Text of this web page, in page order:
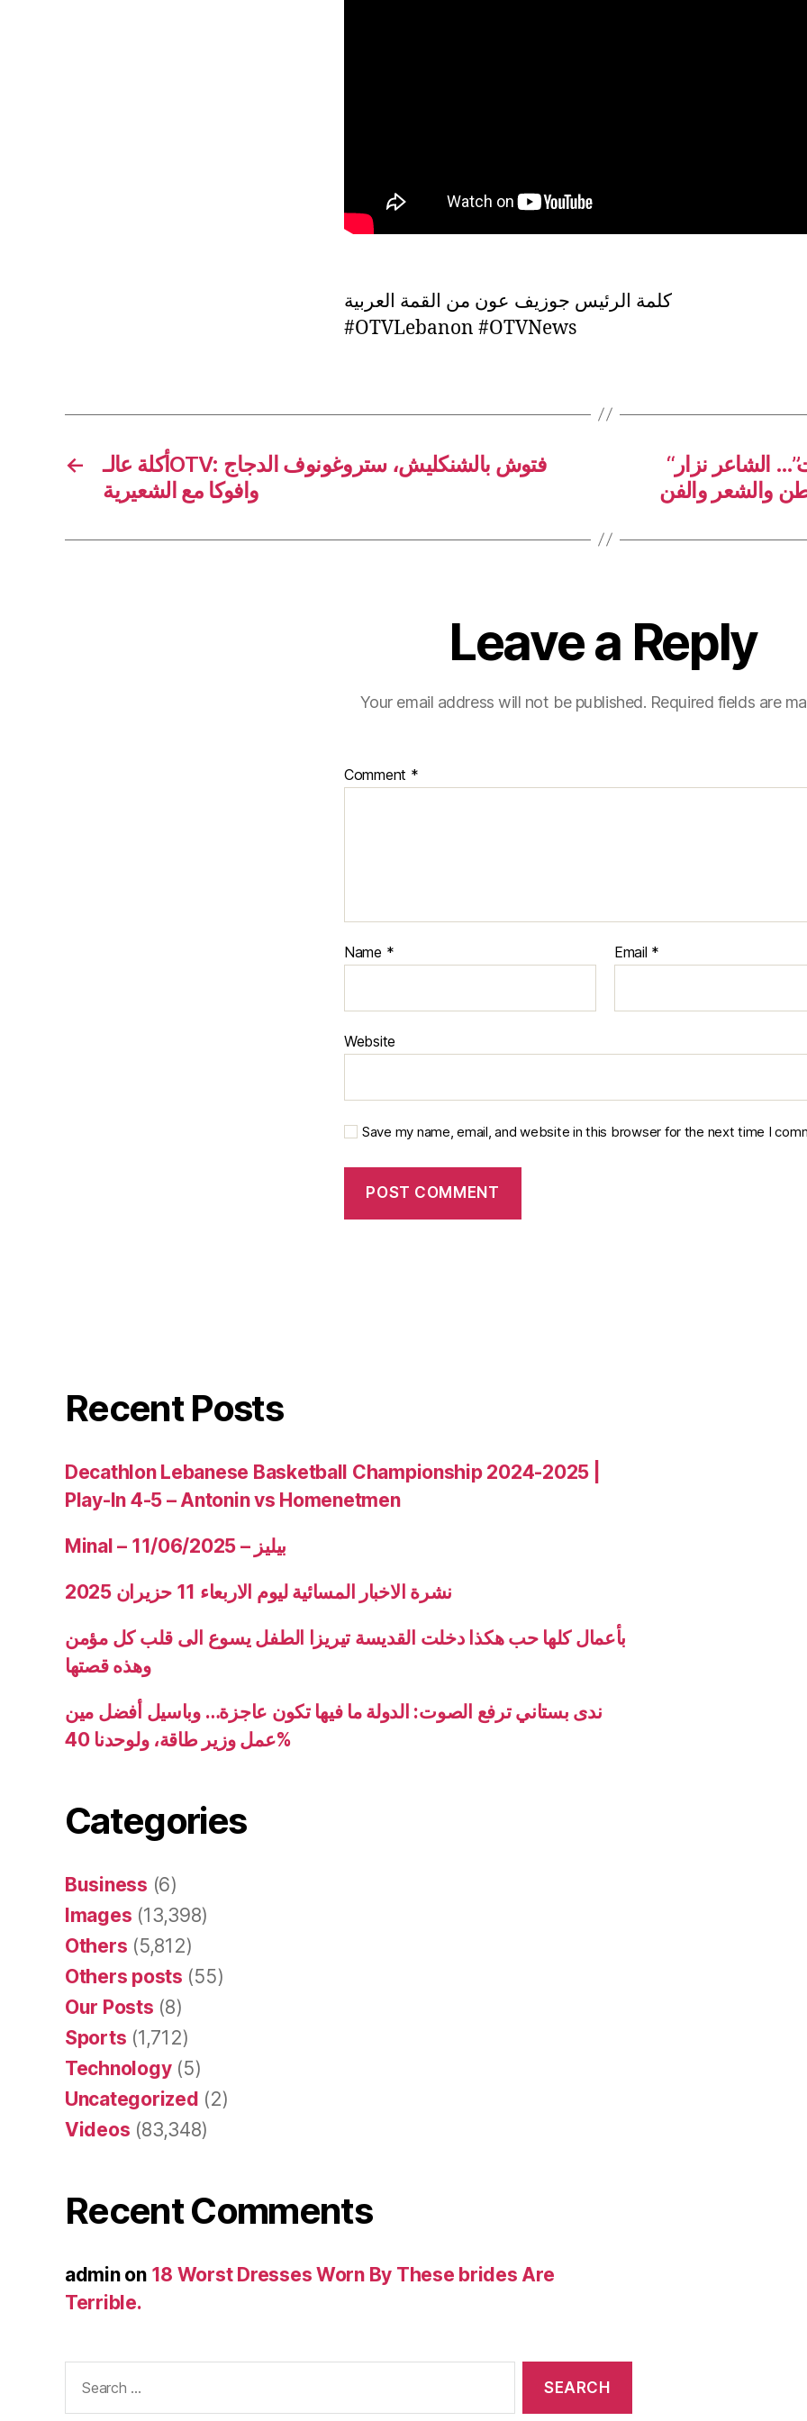
كلمة الرئيس جوزيف عون من القمة العربية
#OTVLebanon #OTVNews
←
أكلة عالـOTV: فتوش بالشنكليش، ستروغونوف الدجاج
وافوكا مع الشعيرية
“من هيك اسمه الموسيقار ملحم بركات”… الشاعر نزار
والشعر والفن
Leave a Reply
Your email address will not be published. Required fields are
Comment *
Name * Email *
Website
Save my name, email, and website in this browser for the next time I
Recent Posts
Decathlon Lebanese Basketball Championship 2024-2025 |
Play-In 4-5 – Antonin vs Homenetmen
Minal – 11/06/2025 – بيليز
نشرة الاخبار المسائية ليوم الاربعاء 11 حزيران 2025
بأعمال كلها حب هكذا دخلت القديسة تيريزا الطفل يسوع الى قلب كل مؤمن
وهذه قصتها
ندى بستاني ترفع الصوت: الدولة ما فيها تكون عاجزة… وباسيل أفضل مين
عمل وزير طاقة، ولوحدنا 40%
Categories
Business (6)
Images (13,398)
Others (5,812)
Others posts (55)
Our Posts (8)
Sports (1,712)
Technology(5)
Uncategorized (2)
Videos (83,348)
Recent Comments
adminon 18 Worst Dresses Worn By These brides Are
Terrible.
for: